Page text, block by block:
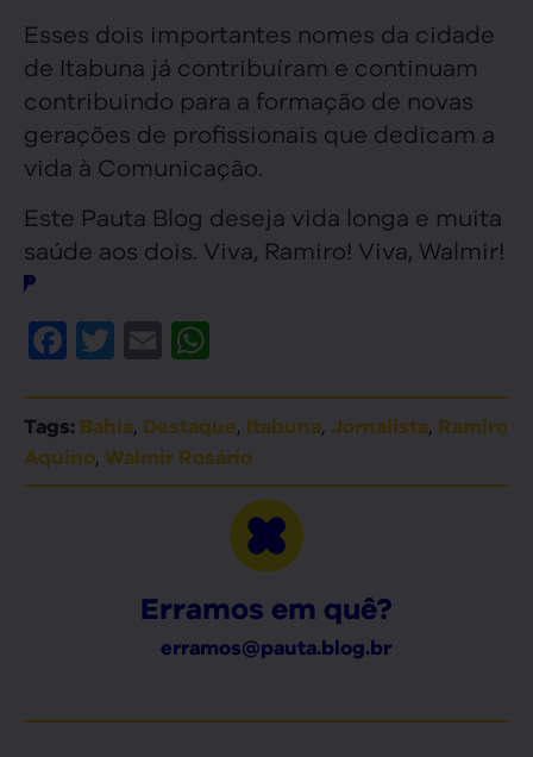
Esses dois importantes nomes da cidade
de Itabuna já contribuíram e continuam
contribuindo para a formação de novas
gerações de profissionais que dedicam a
vida à Comunicação.
Este Pauta Blog deseja vida longa e muita
saúde aos dois. Viva, Ramiro! Viva, Walmir!
Facebook
Twitter
Email
Tags: Bahia, Destaque, Itabuna, Jornalista, Ramiro
Aquino, Walmir Rosário
Erramos em quê?
erramos@pauta.blog.br